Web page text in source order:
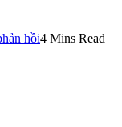
hồi4 Mins Read